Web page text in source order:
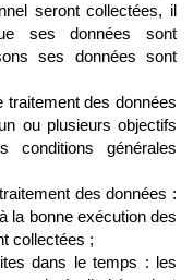
seront collectées, il
ses données sont
ses données sont
traitement des données
ou plusieurs objectifs
conditions générales
des données :
la bonne exécution des
collectées ;
dans le temps : les